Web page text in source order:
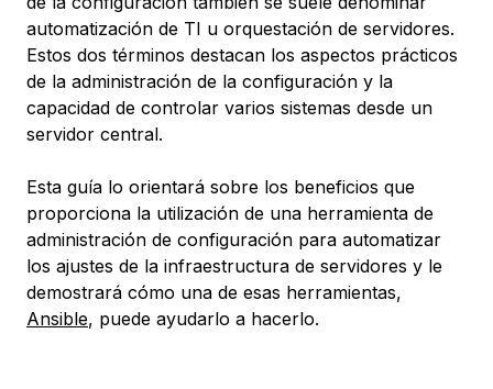
automatización de TI u orquestación de servidores.
Estos dos términos destacan los aspectos prácticos
de la administración de la configuración y la
capacidad de controlar varios sistemas desde un
servidor central.
Esta guía lo orientará sobre los beneficios que
proporciona la utilización de una herramienta de
administración de configuración para automatizar
los ajustes de la infraestructura de servidores y le
demostrará cómo una de esas herramientas,
Ansible, puede ayudarlo a hacerlo.